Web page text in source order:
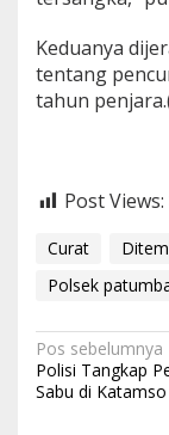
Keduanya
tentang
tahun
Post Views:
Curat
Polsek
N
a
Pos sebelumnya
Polisi Tangkap
Sabu di Katamso